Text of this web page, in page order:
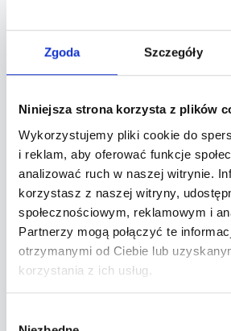
Zgoda Szczegóły
Niniejsza strona korzysta z plików
Wykorzystujemy pliki cookie do
i reklam, aby oferować funkcje
analizować ruch w naszej witrynie.
korzystasz z naszej witryny,
społecznościowym, reklamowym i
Partnerzy mogą połączyć te
otrzymanymi od Ciebie lub
korzystania z ich usług.
Sistars, Wilki, Hey, Ich Troje i
wszystko inne co stanowi
Puszczamy wyłącznie
niezapomnianych dekad.
zdartego gardła od śpiewania na
refrenów i fali nostalgii, która
bass w "Low" Flo Rida!
klimaty: najlepsze i najgorsze
nostalgiczne lata 90. i 2000!
Jak zapomnieć nie pozwoli DJ
https://www.instagram.com/